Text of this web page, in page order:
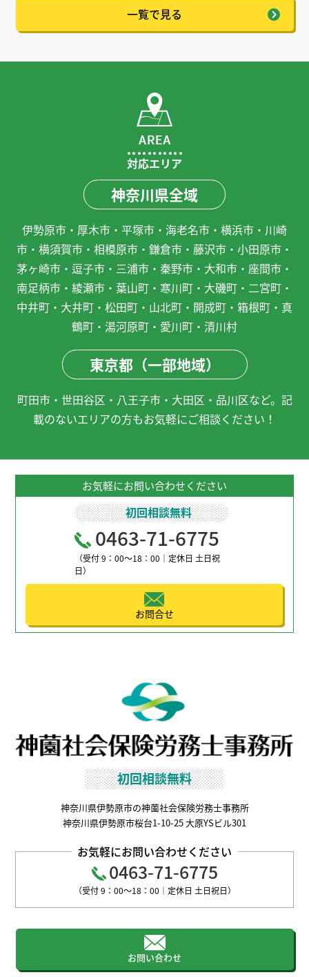
一覧で見る
対応エリア
神奈川県全域
伊勢原市・厚木市・平塚市・海老名市・横浜市・川崎
市・横須賀市・相模原市・鎌倉市・藤沢市・小田原市・
茅ヶ崎市・逗子市・三浦市・秦野市・大和市・座間市・
南足柄市・綾瀬市・葉山町・寒川町・大磯町・二宮町・
中井町・大井町・松田町・山北町・開成町・箱根町・真
鶴町・湯河原町・愛川町・清川村
東京都（一部地域）
町田市・世田谷区・八王子市・大田区・品川区など。記
載のないエリアの方もお気軽にご相談ください！
お気軽にお問い合わせください
初回相談無料
0463-71-6775
（受付 9：00～18：00｜定休日 土日祝
日）
お問合せ
初回相談無料
神奈川県伊勢原市の神薗社会保険労務士事務所
神奈川県伊勢原市桜台1-10-25 大原YSビル301
お気軽にお問い合わせください
0463-71-6775
（受付 9：00～18：00｜定休日 土日祝日）
お問い合わせ